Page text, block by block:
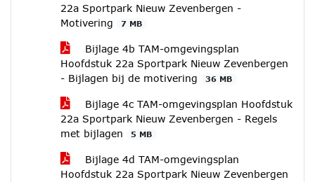
22a Sportpark Nieuw Zevenbergen -
Motivering
7 MB
Bijlage 4b TAM-omgevingsplan
Hoofdstuk 22a Sportpark Nieuw Zevenbergen
- Bijlagen bij de motivering
36 MB
Bijlage 4c TAM-omgevingsplan Hoofdstuk
22a Sportpark Nieuw Zevenbergen - Regels
met bijlagen
5 MB
Bijlage 4d TAM-omgevingsplan
Hoofdstuk 22a Sportpark Nieuw Zevenbergen